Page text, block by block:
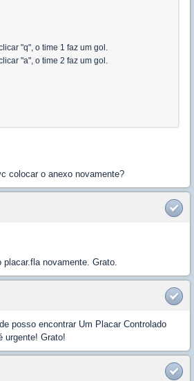
"q", o time 1 faz um gol.
"a", o time 2 faz um gol.
colocar o anexo novamente?
novamente. Grato.
posso encontrar Um Placar Controlado
urgente! Grato!